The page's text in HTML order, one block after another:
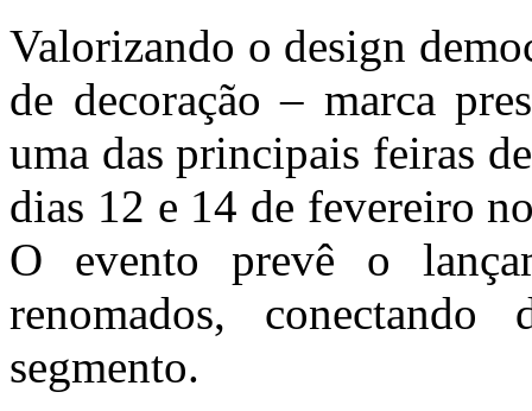
Valorizando o design
de decoração – marca
uma das principais feiras
dias 12 e 14 de fevereiro
O evento prevê o
renomados,
segmento.